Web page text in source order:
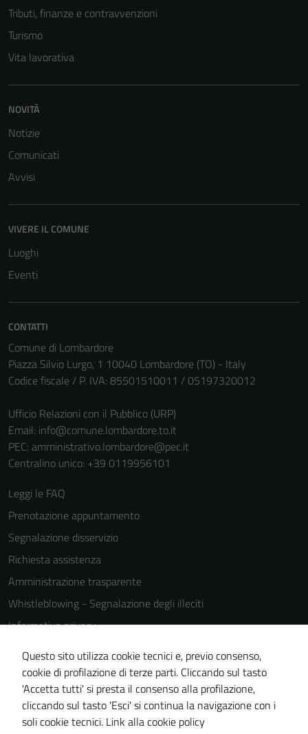
Tributi, finanze e contravvenzioni
Turismo
Vita lavorativa
NOVITÀ
Notizie
Comunicati
Avvisi
VIVERE IL COMUNE
Luoghi
Eventi
CONTATTI
Comune di Lombardore
Piazza Silvio Lurgo, 1 10040 Lombardore (TO) - Italy
Codice fiscale / P. IVA: 85501510011 / 05197320012
Ufficio Relazioni con il Pubblico (URP)
Email: info@comune.lombardore.to.it
PEC: amministrativo.lombardore@pec.it
Centralino unico: +39 0119956101
Leggi le FAQ
Prenotazione appuntamento
Segnalazione disservizio
Richiesta assistenza
Amministrazione trasparente
Whistleblowing - Segnalazione degli illeciti
Informativa privacy
Cookie Policy
Note legali
Dichiarazione di accessibilità
Piano di miglioramento del sito
Questo sito utilizza cookie tecnici e, previo consenso,
cookie di profilazione di terze parti. Cliccando sul tasto
'Accetta tutti' si presta il consenso alla profilazione,
cliccando sul tasto 'Esci' si continua la navigazione con i
soli cookie tecnici. Link alla cookie policy
Tecnici
Questi cookie
del sito e non